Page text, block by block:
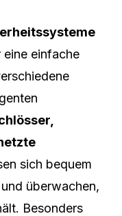
eine einfache
sich bequem
überwachen,
Besonders